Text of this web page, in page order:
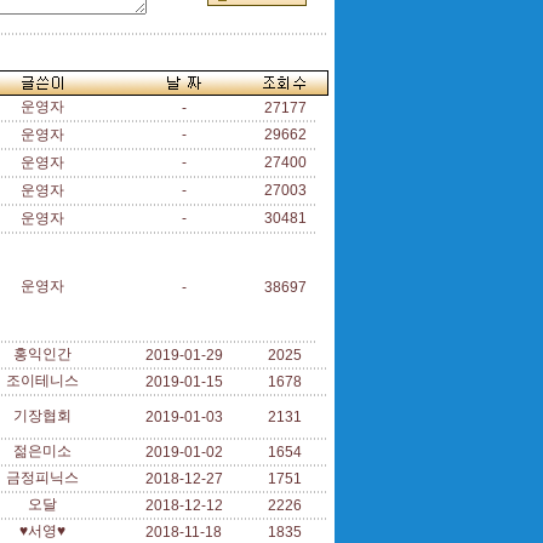
운영자 -
27177
운영자
-
29662
운영자
-
27400
운영자
-
27003
운영자
- 30481
운영자 - 38697
홍익인간 2019-01-29
2025
조이테니스
2019-01-15
1678
기장협회
2019-01-03
2131
젊은미소
2019-01-02
1654
금정피닉스
2018-12-27
1751
오달
2018-12-12
2226
♥서영♥
2018-11-18 1835